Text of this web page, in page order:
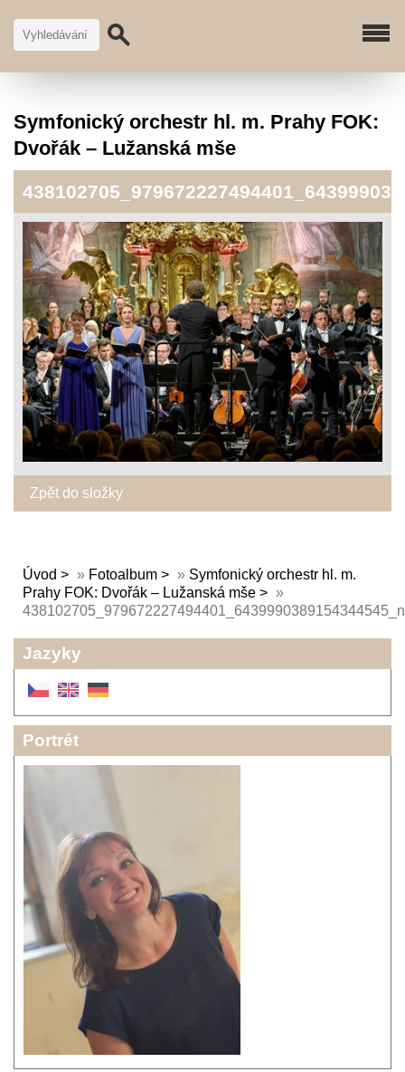
Symfonický orchestr hl. m. Prahy FOK:
Dvořák – Lužanská mše
Zpět do složky
Úvod » Fotoalbum » Symfonický orchestr hl. m.
Prahy FOK: Dvořák – Lužanská mše
»
438102705_979672227494401_6439990389154344545_n
Jazyky
Portrét